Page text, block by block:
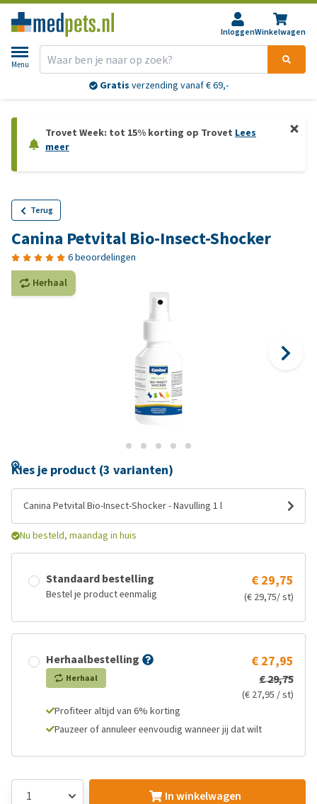
InloggenWinkelwagen
Menu
Gratis verzending vanaf € 69,-
Trovet Week: tot 15% korting op Trovet Lees
meer
Terug
Canina Petvital Bio-Insect-Shocker
6 beoordelingen
Herhaal
Kies je product (3 varianten)
Canina Petvital Bio-Insect-Shocker - Navulling 1 l
Nu besteld, maandag in huis
Standaard bestelling
Bestel je product eenmalig
€ 29,75
(€ 29,75/ st)
Herhaalbestelling
Herhaal
€ 27,95
€ 29,75
(€ 27,95 / st)
Profiteer altijd van 6% korting
Pauzeer of annuleer eenvoudig wanneer jij dat wilt
In winkelwagen